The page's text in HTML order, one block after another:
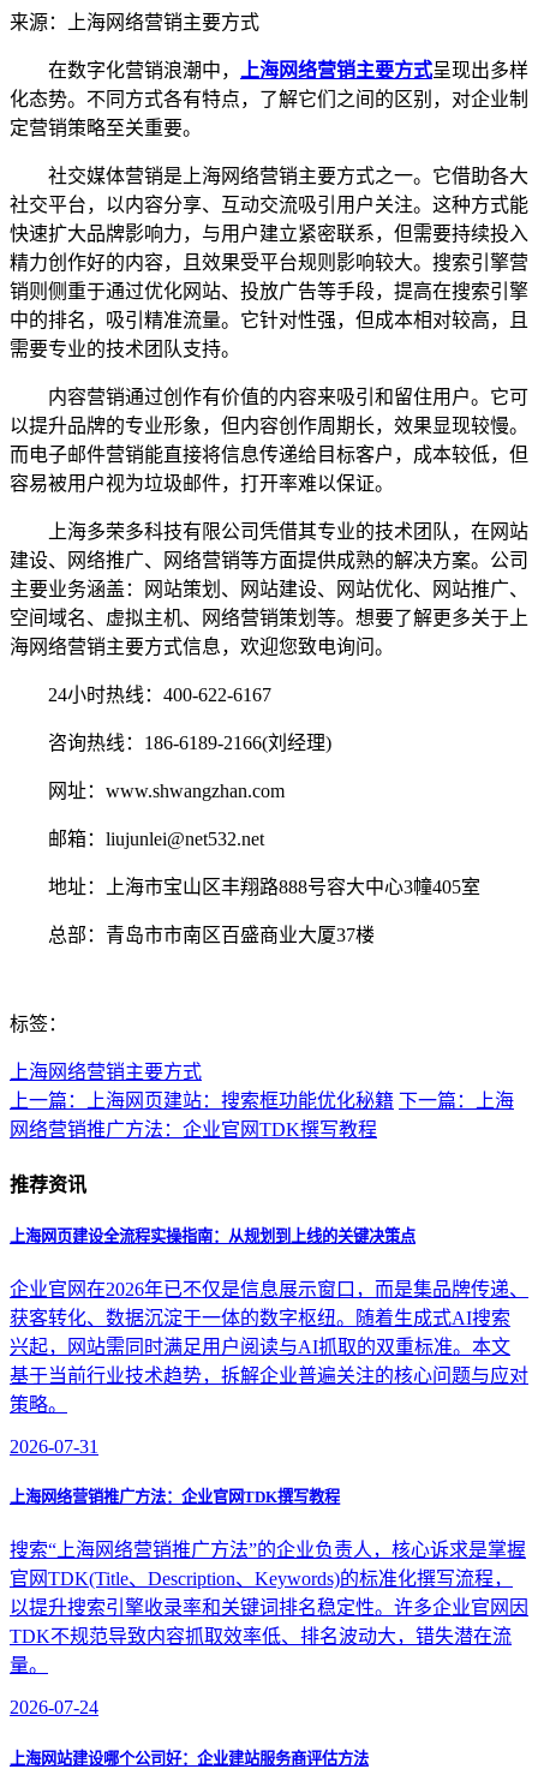
来源：上海网络营销主要方式
在数字化营销浪潮中， 上海网络营销主要方式呈现出多样
化态势。不同方式各有特点，了解它们之间的区别，对企业制
定营销策略至关重要。
社交媒体营销是上海网络营销主要方式之一。它借助各大
社交平台，以内容分享、互动交流吸引用户关注。这种方式能
快速扩大品牌影响力，与用户建立紧密联系，但需要持续投入
精力创作好的内容，且效果受平台规则影响较大。搜索引擎营
销则侧重于通过优化网站、投放广告等手段，提高在搜索引擎
中的排名，吸引精准流量。它针对性强，但成本相对较高，且
需要专业的技术团队支持。
内容营销通过创作有价值的内容来吸引和留住用户。它可
以提升品牌的专业形象，但内容创作周期长，效果显现较慢。
而电子邮件营销能直接将信息传递给目标客户，成本较低，但
容易被用户视为垃圾邮件，打开率难以保证。
上海多荣多科技有限公司凭借其专业的技术团队，在网站
建设、网络推广、网络营销等方面提供成熟的解决方案。公司
主要业务涵盖：网站策划、网站建设、网站优化、网站推广、
空间域名、虚拟主机、网络营销策划等。想要了解更多关于上
海网络营销主要方式信息，欢迎您致电询问。
24小时热线：400-622-6167
咨询热线：186-6189-2166(刘经理)
网址：www.shwangzhan.com
邮箱：liujunlei@net532.net
地址：上海市宝山区丰翔路888号容大中心3幢405室
总部：青岛市市南区百盛商业大厦37楼
标签：
上海网络营销主要方式
上一篇：上海网页建站：搜索框功能优化秘籍 下一篇：上海
网络营销推广方法：企业官网TDK撰写教程
推荐资讯
上海网页建设全流程实操指南：从规划到上线的关键决策点
企业官网在2026年已不仅是信息展示窗口，而是集品牌传递、
获客转化、数据沉淀于一体的数字枢纽。随着生成式AI搜索
兴起，网站需同时满足用户阅读与AI抓取的双重标准。本文
基于当前行业技术趋势，拆解企业普遍关注的核心问题与应对
策略。
2026-07-31
上海网络营销推广方法：企业官网TDK撰写教程
搜索“上海网络营销推广方法”的企业负责人，核心诉求是掌握
官网TDK(Title、Description、Keywords)的标准化撰写流程，
以提升搜索引擎收录率和关键词排名稳定性。许多企业官网因
TDK不规范导致内容抓取效率低、排名波动大，错失潜在流
量。
2026-07-24
上海网站建设哪个公司好：企业建站服务商评估方法